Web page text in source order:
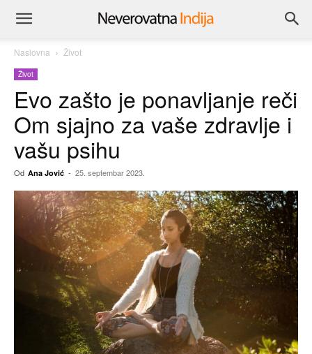
Naslovna Život
Život
Evo zašto je ponavljanje reči
Om sjajno za vaše zdravlje i
vašu psihu
Od Ana Jović - 25. septembar 2023.